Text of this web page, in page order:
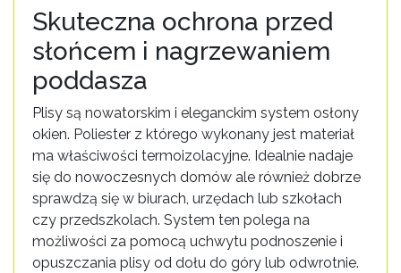
Skuteczna ochrona przed
słońcem i nagrzewaniem
poddasza
Plisy są nowatorskim i eleganckim system osłony
okien. Poliester z którego wykonany jest materiał
ma właściwości termoizolacyjne. Idealnie nadaje
się do nowoczesnych domów ale również dobrze
sprawdzą się w biurach, urzędach lub szkołach
czy przedszkolach. System ten polega na
możliwości za pomocą uchwytu podnoszenie i
opuszczania plisy od dołu do góry lub odwrotnie.